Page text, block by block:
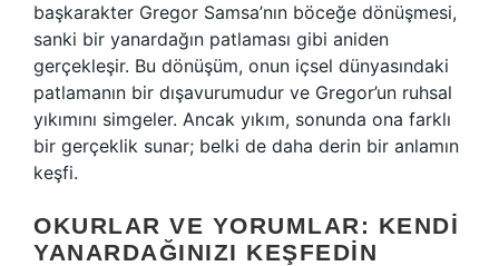
başkarakter Gregor Samsa’nın böceğe dönüşmesi,
sanki bir yanardağın patlaması gibi aniden
gerçekleşir. Bu dönüşüm, onun içsel dünyasındaki
patlamanın bir dışavurumudur ve Gregor’un ruhsal
yıkımını simgeler. Ancak yıkım, sonunda ona farklı
bir gerçeklik sunar; belki de daha derin bir anlamın
keşfi.
OKURLAR VE YORUMLAR: KENDI
YANARDAĞINIZI KEŞFEDIN